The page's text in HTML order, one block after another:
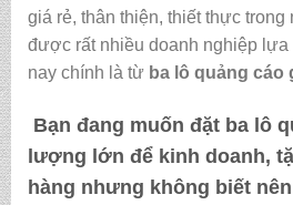
giá rẻ, thân thiện, thiết thực trong
được rất nhiều doanh nghiệp lựa
nay chính là từ ba lô quảng cáo
Bạn đang muốn đặt ba lô
lượng lớn để kinh doanh,
hàng nhưng không biết